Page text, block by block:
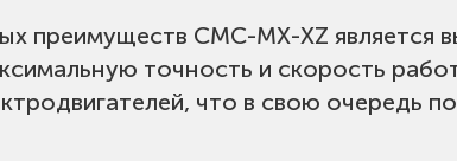
преимуществ CMC-MX-XZ
точность и скорость
что в свою очередь
пуск с ограничением тока,